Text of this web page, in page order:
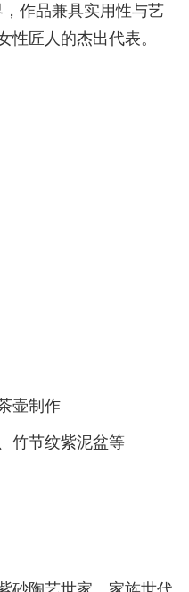
作品兼具实用性与艺
性匠人的杰出代表。
壶制作
节纹紫泥盆等